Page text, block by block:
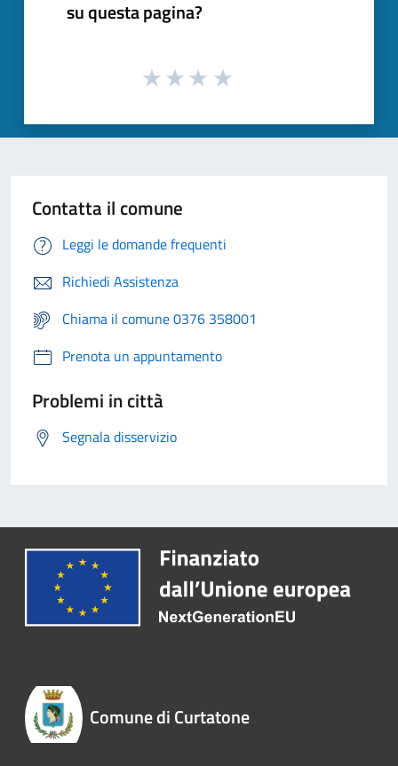
su questa pagina?
Contatta il comune
Leggi le domande frequenti
Richiedi Assistenza
Chiama il comune 0376 358001
Prenota un appuntamento
Problemi in città
Segnala disservizio
Comune di Curtatone